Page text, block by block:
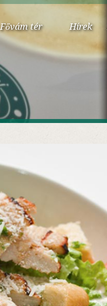
Fővám tér Hírek